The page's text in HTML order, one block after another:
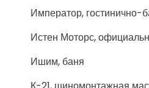
Император, гостинично-
Истен Моторс,
Ишим, баня